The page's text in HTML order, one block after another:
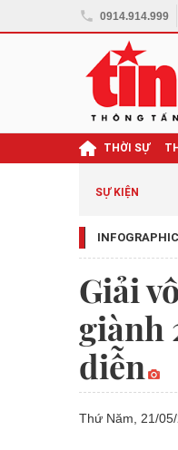
0914.914.999
THỜI SỰ
SỰ KIỆN
Giải
giành
diễn
Thứ Năm, 21/